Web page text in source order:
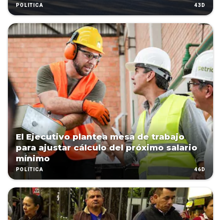
POLÍTICA 43D
El Ejecutivo plantea mesa de trabajo
para ajustar cálculo del próximo salario
mínimo
POLÍTICA 46D